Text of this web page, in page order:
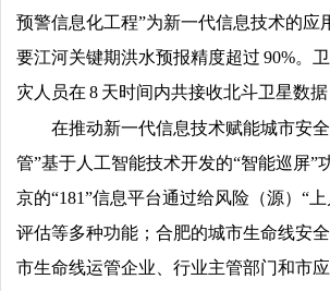
预警信息化工程”为新一代信息技术的
要江河关键期洪水预报精度超过 90%。
灾人员在 8 天时间内共接收北斗卫星数
在推动新一代信息技术赋能城市安
管”基于人工智能技术开发的“智能巡屏
京的“181”信息平台通过给风险（源）“
评估等多种功能；合肥的城市生命线安
市生命线运管企业、行业主管部门和市